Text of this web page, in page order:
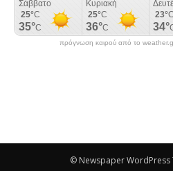
πρόγνωση καιρού από το
© Newspaper WordPress